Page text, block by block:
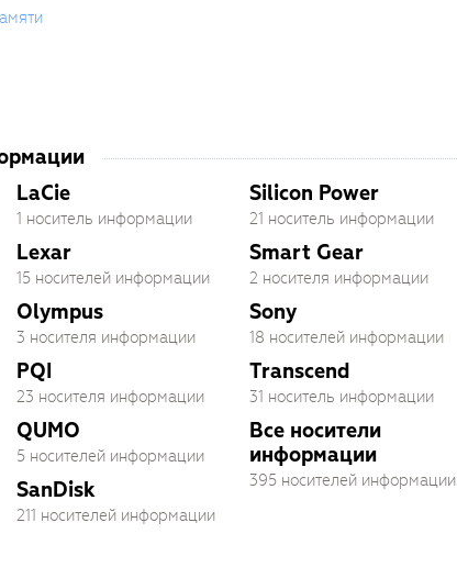
LaCie
1 носитель информации
Lexar
15 носителей информации
Olympus
3 носителя информации
PQI
23 носителя информации
QUMO
5 носителей информации
SanDisk
211 носителей информации
Silicon Power
21 носитель информации
Smart Gear
2 носителя информации
Sony
18 носителей информации
Transcend
31 носитель информации
Все носители
информации
395 носителей информации